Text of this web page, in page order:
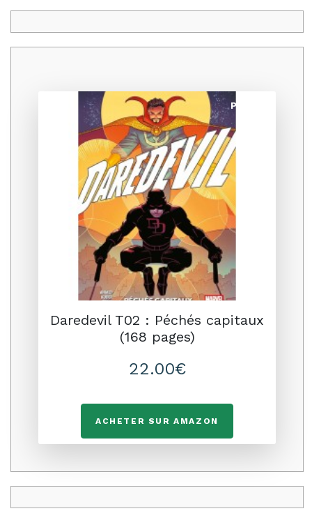
Promo
Daredevil T02 : Péchés capitaux
(168 pages)
22.00€
ACHETER SUR AMAZON